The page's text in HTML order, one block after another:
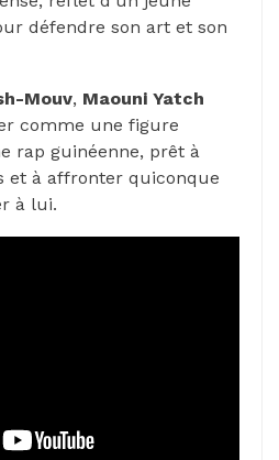
défendre son art et son
Mouv, Maouni Yatch
comme une figure
rap guinéenne, prêt à
et à affronter quiconque
à lui.